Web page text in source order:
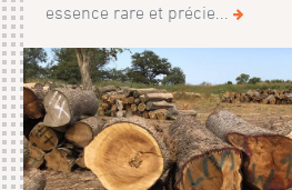
essence rare et précie...